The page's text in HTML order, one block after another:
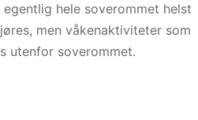
hele soverommet helst
men våkenaktiviteter som
utenfor soverommet.